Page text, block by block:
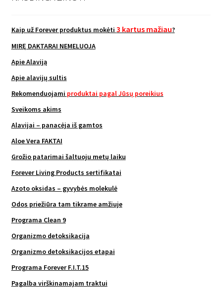
Kaip už Forever produktus mokėti 3 kartus mažiau?
MIRĘ DAKTARAI NEMELUOJA
Apie Alaviją
Apie alavijų sultis
Rekomenduojami produktai pagal Jūsų poreikius
Sveikoms akims
Alavijai – panacėja iš gamtos
Aloe Vera FAKTAI
Grožio patarimai šaltuoju metų laiku
Forever Living Products sertifikatai
Azoto oksidas – gyvybės molekulė
Odos priežiūra tam tikrame amžiuje
Programa Clean 9
Organizmo detoksikacija
Organizmo detoksikacijos etapai
Programa Forever F.I.T.15
Pagalba virškinamajam traktui